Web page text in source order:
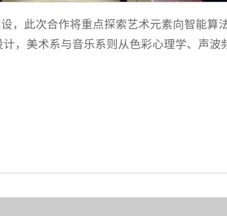
，此次合作将重点探索艺术元素向智能算
，美术系与音乐系则从色彩心理学、声波